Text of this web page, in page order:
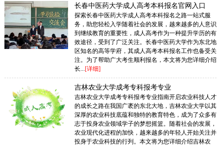
长春中医药大学成人高考本科报名官网入口
探索长春中医药大学成人高考本科报名之路一站式服
务，助您轻松入学随着社会的发展，越来越多的人意识
到继续教育的重要性，成人高考作为一种提升学历的有
效途径，受到了广泛关注。长春中医药大学作为东北地
区知名的高等学府，其成人高考本科报名工作也备受关
注。为了帮助广大考生顺利报名，本文将为您详细介绍
长...[详细]
吉林农业大学成考专科报考专业
吉林农业大学成考专科报考专业指南开启农业科技人才
的成长之路在我国广袤的东北大地，吉林农业大学以其
深厚的农业科技底蕴和独特的教育特色，成为了众多有
志于投身农业领域学子的梦想摇篮。随着社会的发展，
农业现代化进程的加快，越来越多的年轻人开始关注并
投身于农业科技的行列。本文将为您详细介绍吉林农